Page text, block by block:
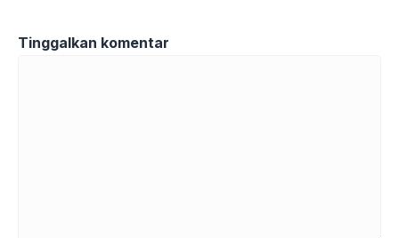
Tinggalkan komentar